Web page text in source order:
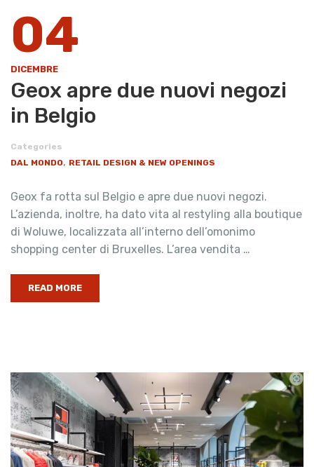
04
DICEMBRE
Geox apre due nuovi negozi
in Belgio
Categories
DAL MONDO, RETAIL DESIGN & NEW OPENINGS
Geox fa rotta sul Belgio e apre due nuovi negozi.
L’azienda, inoltre, ha dato vita al restyling alla boutique
di Woluwe, localizzata all’interno dell’omonimo
shopping center di Bruxelles. L’area vendita …
READ MORE